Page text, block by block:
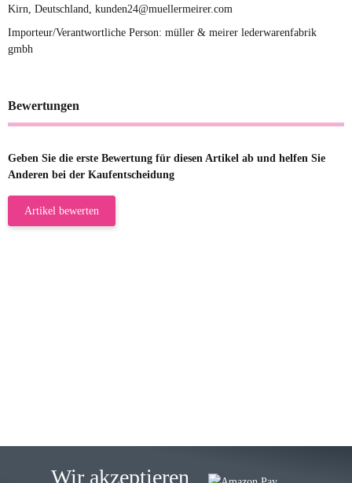
Kirn, Deutschland, kunden24@muellermeirer.com
Importeur/Verantwortliche Person: müller & meirer lederwarenfabrik
gmbh
Bewertungen
Geben Sie die erste Bewertung für diesen Artikel ab und helfen Sie
Anderen bei der Kaufentscheidung
Artikel bewerten
Wir akzeptieren